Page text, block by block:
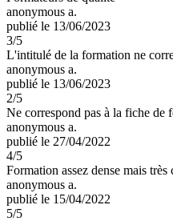
anonymous a.
publié le 13/06/2023
3/5
L'intitulé de la formation ne
anonymous a.
publié le 13/06/2023
2/5
Ne correspond pas à la fiche de
anonymous a.
publié le 27/04/2022
4/5
Formation assez dense mais très
anonymous a.
publié le 15/04/2022
5/5